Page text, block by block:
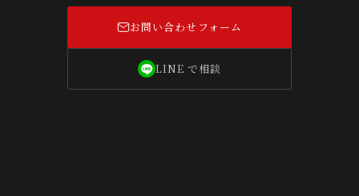
お問い合わせフォーム
LINE で相談